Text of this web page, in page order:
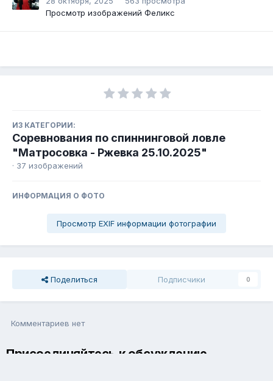
Просмотр изображений Феликс
ИЗ КАТЕГОРИИ:
Соревнования по спиннинговой ловле
"Матросовка - Ржевка 25.10.2025"
· 37 изображений
ИНФОРМАЦИЯ О ФОТО
Просмотр EXIF информации фотографии
Поделиться Подписчики 0
Комментариев нет
Присоединяйтесь к обсуждению